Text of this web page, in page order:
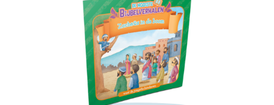
Schrijf hieronder je review!